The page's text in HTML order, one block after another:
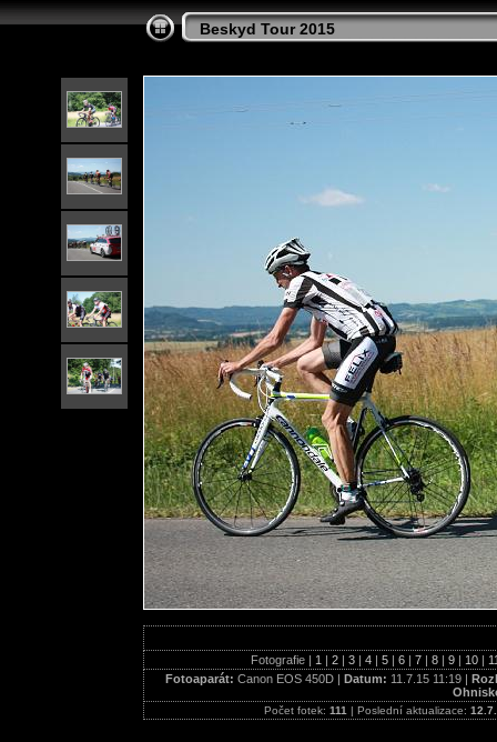
Beskyd Tour 2015
Fotografie | 1 | 2 | 3 | 4 | 5 | 6 | 7 | 8 | 9 | 10 |
Fotoaparát: Canon EOS 450D | Datum: 11.7.15 11:19 |
Počet fotek: 111 | Poslední aktualizace: